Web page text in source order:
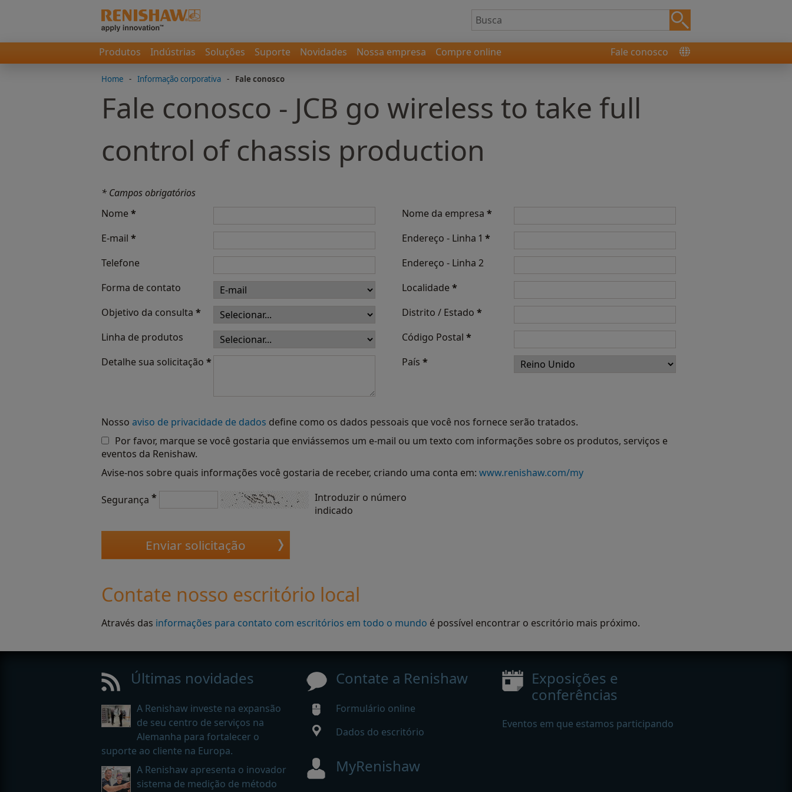
Produtos Indústrias Soluções Suporte Novidades Nossa empresa Compre online Fale conosco
Home - Informação corporativa - Fale conosco
Fale conosco - JCB go wireless to take full
control of chassis production
* Campos obrigatórios
Nome*
E-mail *
Telefone
Forma de contato
Objetivo da consulta *
Linha de produtos
Detalhe sua solicitação *
Nome da empresa *
Endereço - Linha 1 *
Endereço - Linha 2
Localidade*
Distrito / Estado *
Código Postal *
País *
Nosso aviso de privacidade de dados define como os dados pessoais que você nos fornece serão tratados.
Por favor, marque se você gostaria que enviássemos um e-mail ou um texto com informações sobre os produtos, serviços e
eventos da Renishaw.
Avise-nos sobre quais informações você gostaria de receber, criando uma conta em: www.renishaw.com/my
Segurança *
Introduzir o número
indicado
Contate nosso escritório local
Através das informações para contato com escritórios em todo o mundo é possível encontrar o escritório mais próximo.
Últimas novidades
A Renishaw investe na expansão
de seu centro de serviços na
Alemanha para fortalecer o
suporte ao cliente na Europa.
A Renishaw apresenta o inovador
sistema de medição de método
Contate a Renishaw
Formulário online
Dados do escritório
MyRenishaw
Exposições e
conferências
Eventos em que estamos participando